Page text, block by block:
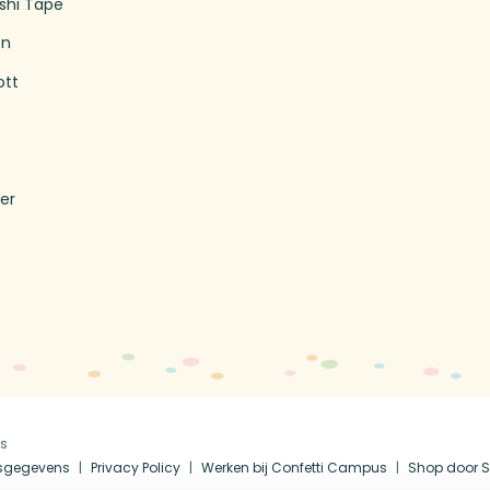
Privacy Policy Werken bij Confetti Campus Shop door